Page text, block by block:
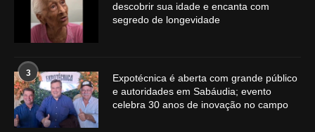
descobrir sua idade e encanta com
segredo de longevidade
3
Expotécnica é aberta com grande público
e autoridades em Sabáudia; evento
celebra 30 anos de inovação no campo